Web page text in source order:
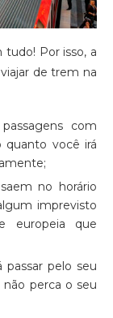
Por isso, a
de trem na
com
quanto você irá
no horário
imprevisto
europeia que
passar pelo seu
perca o seu